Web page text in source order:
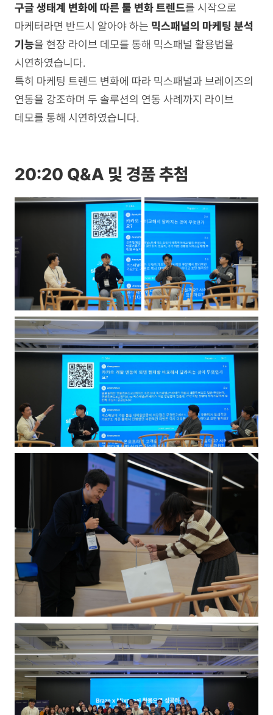
구글 생태계 변화에 따른 툴 변화 트렌드를 시작으로
마케터라면 반드시 알아야 하는 믹스패널의 마케팅 분석
기능을 현장 라이브 데모를 통해 믹스패널 활용법을
시연하였습니다.
특히 마케팅 트렌드 변화에 따라 믹스패널과 브레이즈의
연동을 강조하며 두 솔루션의 연동 사례까지 라이브
데모를 통해 시연하였습니다.
20:20 Q&A 및 경품 추첨